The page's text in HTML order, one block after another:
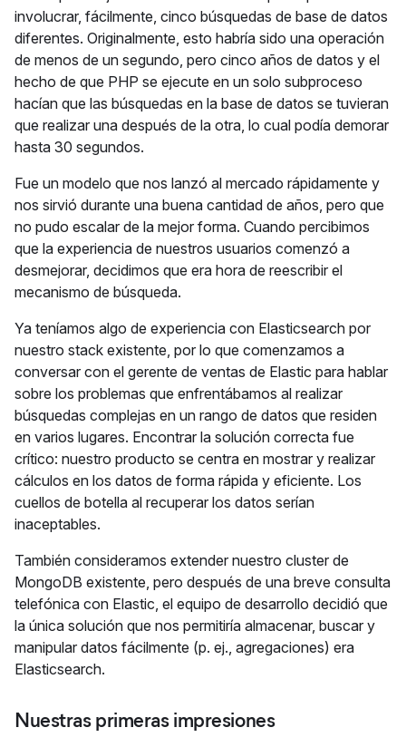
involucrar, fácilmente, cinco búsquedas de base de datos
diferentes. Originalmente, esto habría sido una operación
de menos de un segundo, pero cinco años de datos y el
hecho de que PHP se ejecute en un solo subproceso
hacían que las búsquedas en la base de datos se tuvieran
que realizar una después de la otra, lo cual podía demorar
hasta 30 segundos.
Fue un modelo que nos lanzó al mercado rápidamente y
nos sirvió durante una buena cantidad de años, pero que
no pudo escalar de la mejor forma. Cuando percibimos
que la experiencia de nuestros usuarios comenzó a
desmejorar, decidimos que era hora de reescribir el
mecanismo de búsqueda.
Ya teníamos algo de experiencia con Elasticsearch por
nuestro stack existente, por lo que comenzamos a
conversar con el gerente de ventas de Elastic para hablar
sobre los problemas que enfrentábamos al realizar
búsquedas complejas en un rango de datos que residen
en varios lugares. Encontrar la solución correcta fue
crítico: nuestro producto se centra en mostrar y realizar
cálculos en los datos de forma rápida y eficiente. Los
cuellos de botella al recuperar los datos serían
inaceptables.
También consideramos extender nuestro cluster de
MongoDB existente, pero después de una breve consulta
telefónica con Elastic, el equipo de desarrollo decidió que
la única solución que nos permitiría almacenar, buscar y
manipular datos fácilmente (p. ej., agregaciones) era
Elasticsearch.
Nuestras primeras impresiones